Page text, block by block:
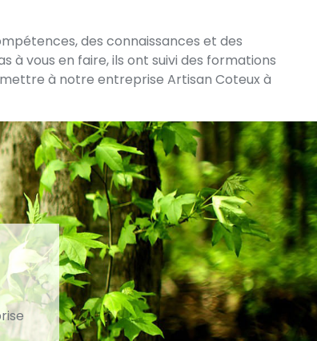
des connaissances et des
à vous en faire, ils ont suivi des formations
à notre entreprise Artisan Coteux à